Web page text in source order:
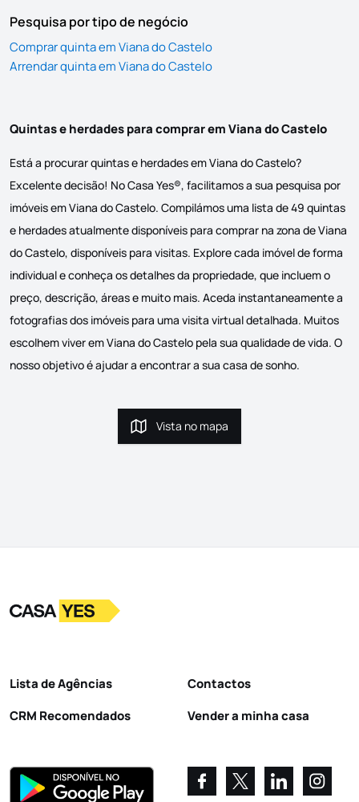
Pesquisa por tipo de negócio
Comprar quinta em Viana do Castelo
Arrendar quinta em Viana do Castelo
Quintas e herdades para comprar em Viana do Castelo
Está a procurar quintas e herdades em Viana do Castelo?
Excelente decisão! No Casa Yes®, facilitamos a sua pesquisa por
imóveis em Viana do Castelo. Compilámos uma lista de 49 quintas
e herdades atualmente disponíveis para comprar na zona de Viana
do Castelo, disponíveis para visitas. Explore cada imóvel de forma
individual e conheça os detalhes da propriedade, que incluem o
preço, descrição, áreas e muito mais. Aceda instantaneamente a
fotografias dos imóveis para uma visita virtual detalhada. Muitos
escolhem viver em Viana do Castelo pela sua qualidade de vida. O
nosso objetivo é ajudar a encontrar a sua casa de sonho.
Vista no mapa
Vista no mapa
LogoIr para a homepage
Lista de Agências
CRM Recomendados
Contactos
Vender a minha casa